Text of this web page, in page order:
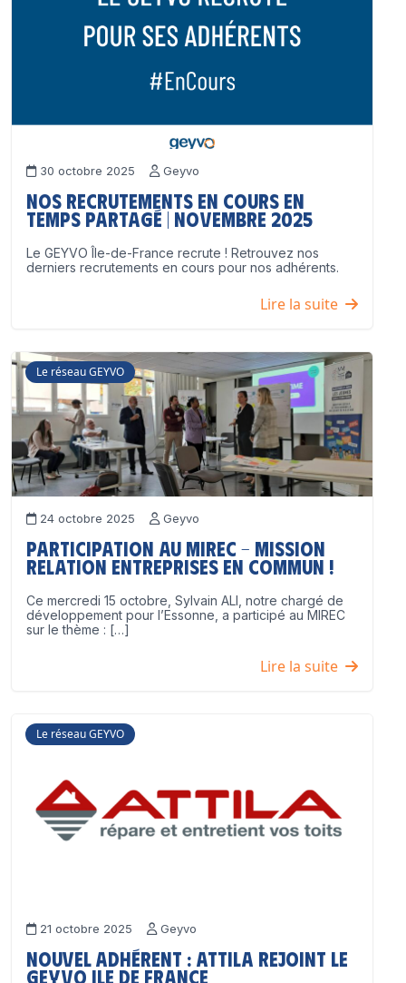
30 octobre 2025 Geyvo
Nos recrutements en cours en
temps partagé | Novembre 2025
Le GEYVO Île-de-France recrute ! Retrouvez nos
derniers recrutements en cours pour nos adhérents.
Lire la suite
Le réseau GEYVO
24 octobre 2025 Geyvo
Participation au MIREC – Mission
Relation Entreprises en Commun !
Ce mercredi 15 octobre, Sylvain ALI, notre chargé de
développement pour l’Essonne, a participé au MIREC
sur le thème : […]
Lire la suite
Le réseau GEYVO
21 octobre 2025 Geyvo
Nouvel adhérent : ATTILA rejoint le
GEYVO Ile de France